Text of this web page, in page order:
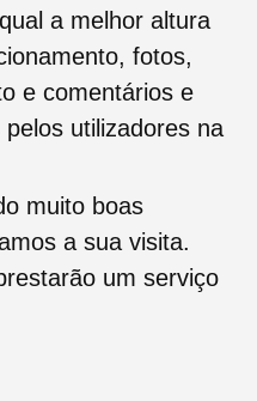
a melhor altura
fotos,
e comentários e
utilizadores na
muito boas
a sua visita.
um serviço